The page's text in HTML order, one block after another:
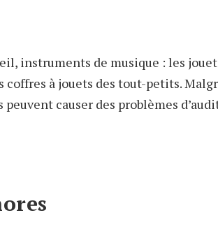
instruments de musique : les
coffres à jouets des tout-petits.
causer des problèmes